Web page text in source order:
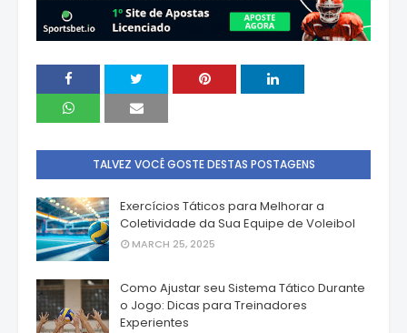
TALVEZ VOCÊ GOSTE DESTAS POSTAGENS
Exercícios Táticos para Melhorar a
Coletividade da Sua Equipe de Voleibol
MARCH 25, 2025
Como Ajustar seu Sistema Tático Durante
o Jogo: Dicas para Treinadores
Experientes